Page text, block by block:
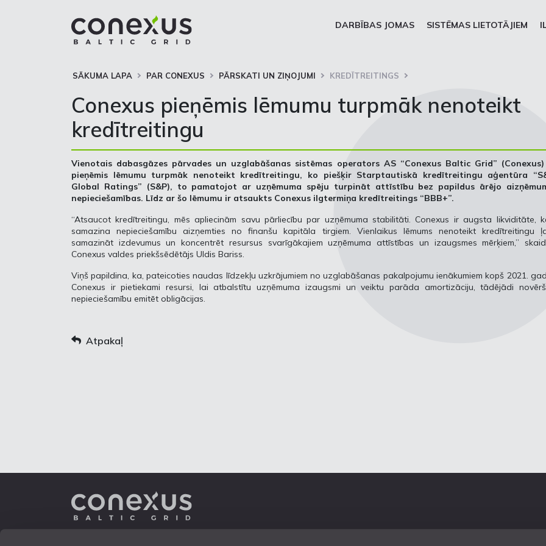
DARBĪBAS JOMAS SISTĒMAS LIETOTĀJIEM
SĀKUMA LAPA PAR CONEXUS PĀRSKATI UN ZIŅOJUMI KREDĪTREITINGS
Conexus pieņēmis lēmumu turpmāk nenoteikt
kredītreitingu
Vienotais dabasgāzes pārvades un uzglabāšanas sistēmas operators AS “Conexus Baltic Grid”
pieņēmis lēmumu turpmāk nenoteikt kredītreitingu, ko piešķir Starptautiskā kredītreitingu aģentūra
Global Ratings” (S&P), to pamatojot ar uzņēmuma spēju turpināt attīstību bez papildus ārējo
nepieciešamības. Līdz ar šo lēmumu ir atsaukts Conexus ilgtermiņa kredītreitings “BBB+”.
“Atsaucot kredītreitingu, mēs apliecinām savu pārliecību par uzņēmuma stabilitāti. Conexus ir augsta likviditāte,
samazina nepieciešamību aizņemties no finanšu kapitāla tirgiem. Vienlaikus lēmums nenoteikt kredītreitingu
samazināt izdevumus un koncentrēt resursus svarīgākajiem uzņēmuma attīstības un izaugsmes mērķiem,”
Conexus valdes priekšsēdētājs Uldis Bariss.
Viņš papildina, ka, pateicoties naudas līdzekļu uzkrājumiem no uzglabāšanas pakalpojumu ienākumiem kopš 2021.
Conexus ir pietiekami resursi, lai atbalstītu uzņēmuma izaugsmi un veiktu parāda amortizāciju, tādējādi
nepieciešamību emitēt obligācijas.
Atpakaļ